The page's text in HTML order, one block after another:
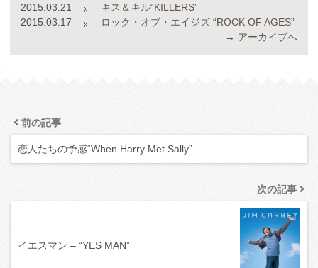
2015.03.21
キス＆キル“KILLERS”
2015.03.17
ロック・オブ・エイジズ “ROCK OF AGES”
→ アーカイブへ
前の記事
恋人たちの予感“When Harry Met Sally”
次の記事
イエスマン – “YES MAN”